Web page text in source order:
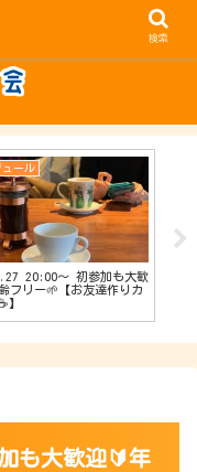
ュール
20:00〜 初参加も大歓
フリー🌱【お友達作りカ
】
も大歓迎🔰年
検索